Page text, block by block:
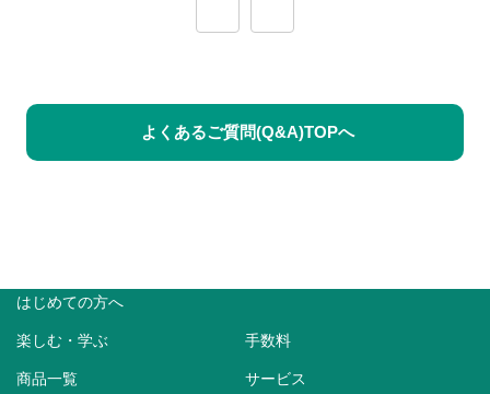
よくあるご質問(Q&A)TOPへ
はじめての方へ
楽しむ・学ぶ 手数料
商品一覧 サービス